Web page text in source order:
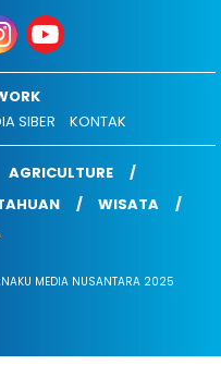
SIBER KONTAK
AGRICULTURE
WISATA
MEDIA NUSANTARA 2025